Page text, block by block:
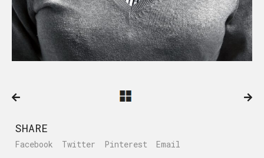
SHARE
Facebook Twitter Pinterest Email